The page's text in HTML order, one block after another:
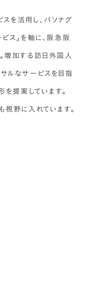
を活用し、パソナグ
ス」を軸に、阪急阪
増加する訪日外国人
ルなサービスを目指
を提案しています。
野に入れています。